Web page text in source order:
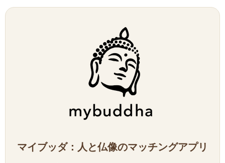
マイブッダ：人と仏像のマッチングアプリ